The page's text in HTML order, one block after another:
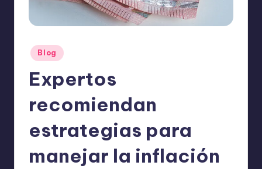
Publicado
en
Blog
Expertos
recomiendan
estrategias para
manejar la inflación